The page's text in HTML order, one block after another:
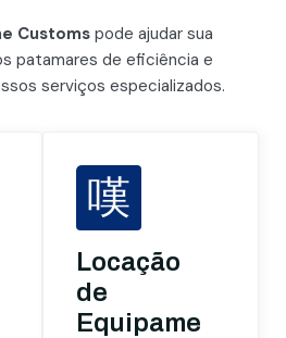
Customs pode ajudar sua
patamares de eficiência e
serviços especializados.
Locação
de
Equipamentos